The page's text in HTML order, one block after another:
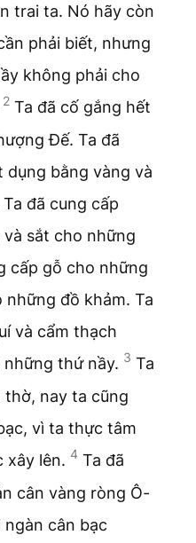
trai ta. Nó hãy còn
phải biết, nhưng
không phải cho
2 Ta đã cố gắng hết
Đế. Ta đã
dụng bằng vàng và
đã cung cấp
sắt cho những
cấp gỗ cho những
đồ khảm. Ta
và cẩm thạch
thứ nầy. 3 Ta
nay ta cũng
vì ta thực tâm
xây lên. 4 Ta đã
cân vàng ròng Ô-
ngàn cân bạc